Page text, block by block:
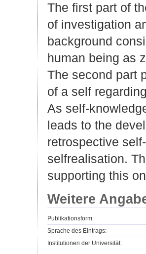
The first part of
of investigation
background
human being as
The second part
of a self
As self-
leads to the
retrospective
selfrealisation.
supporting this
Weitere
Publikationsform:
Sprache des Eintrags:
Institutionen der Universität: